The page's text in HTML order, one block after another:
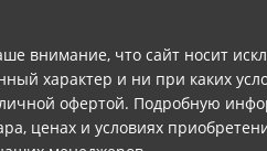
внимание, что сайт носит
характер и ни при каких
офертой. Подробную
ценах и условиях